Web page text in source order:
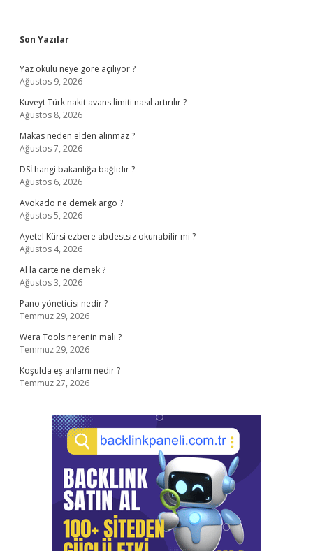
Sidebar
Son Yazılar
Yaz okulu neye göre açılıyor ?
Ağustos 9, 2026
Kuveyt Türk nakit avans limiti nasıl artırılır ?
Ağustos 8, 2026
Makas neden elden alınmaz ?
Ağustos 7, 2026
DSİ hangi bakanlığa bağlıdır ?
Ağustos 6, 2026
Avokado ne demek argo ?
Ağustos 5, 2026
Ayetel Kürsi ezbere abdestsiz okunabilir mi ?
Ağustos 4, 2026
Al la carte ne demek ?
Ağustos 3, 2026
Pano yöneticisi nedir ?
Temmuz 29, 2026
Wera Tools nerenin malı ?
Temmuz 29, 2026
Koşulda eş anlamı nedir ?
Temmuz 27, 2026